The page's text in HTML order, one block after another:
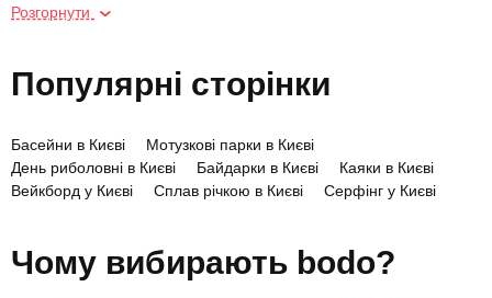
передбачає контроль дихання, підтримку рівноваги, орієнтацію у
рухів. Спорт поєднує фізичну активність, споглядання природи
та відчуття спокою, яке дарує перебування під водою.
Історія та розвиток дайвінгу
видобутку перлів чи губок. Сучасний спортивний дайвінг
сформувався у XX столітті завдяки винаходу акваланга Жаком-
Розгорнути
Популярні сторінки
Басейни в Києві
Мотузкові парки в Києві
День риболовні в Києві
Байдарки в Києві
Каяки в Києві
Вейкборд у Києві
Сплав річкою в Києві
Серфінг у Києві
Чому вибирають bodo?